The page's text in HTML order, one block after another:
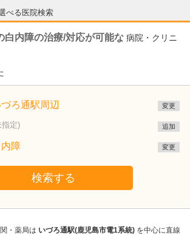
べる医院検索
び
白内障の治療/対応が可能な 病院・クリニ
ろ通駅周辺 変更
指定) 追加
障 変更
検索する
・薬局は いづろ通駅(鹿児島市電1系統) を中心に直線